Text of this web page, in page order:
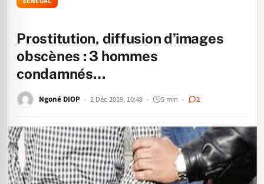
Prostitution, diffusion d’images
obscènes : 3 hommes
condamnés…
Ngoné DIOP 2 Déc 2019, 10:48 5 min 2